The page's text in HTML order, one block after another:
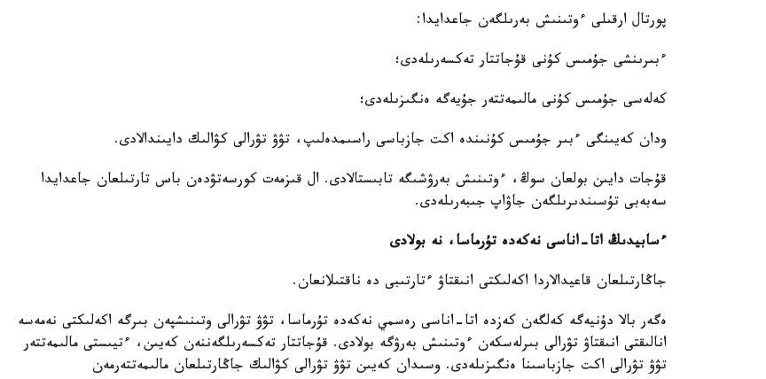
پورتال ارقىلى ءوتىنىش بەرىلگەن جاعدايدا:
ءبىرىنشى جۇمىس كۇنى قۇجاتتار تەكسەرىلەدى؛
كەلەسى جۇمىس كۇنى مالىمەتتەر جۇيەگە ەنگىزىلەدى؛
ودان كەيىنگى ءبىر جۇمىس كۇنىندە اكت جازباسى راسىمدەلىپ، تۋۋ تۋرالى كۋالىك دايىندالادى.
قۇجات دايىن بولعان سوڭ، ءوتىنىش بەرۋشىگە تابىستالادى. ال قىزمەت كورسەتۋدەن باس تارتىلعان جاعدايدا
سەبەبى تۇسىندىرىلگەن جاۋاپ جىبەرىلەدى.
ءسابيدىڭ اتا-اناسى نەكەدە تۇرماسا، نە بولادى
جاڭارتىلعان قاعيدالاردا اكەلىكتى انىقتاۋ ءتارتىبى دە ناقتىلانعان.
ەگەر بالا دۇنيەگە كەلگەن كەزدە اتا-اناسى رەسمي نەكەدە تۇرماسا، تۋۋ تۋرالى وتىنىشپەن بىرگە اكەلىكتى نەمەسە
انالىقتى انىقتاۋ تۋرالى بىرلەسكەن ءوتىنىش بەرۋگە بولادى. قۇجاتتار تەكسەرىلگەننەن كەيىن، ءتيىستى مالىمەتتەر
تۋۋ تۋرالى اكت جازباسىنا ەنگىزىلەدى. وسىدان كەيىن تۋۋ تۋرالى كۋالىك جاڭارتىلعان مالىمەتتەرمەن